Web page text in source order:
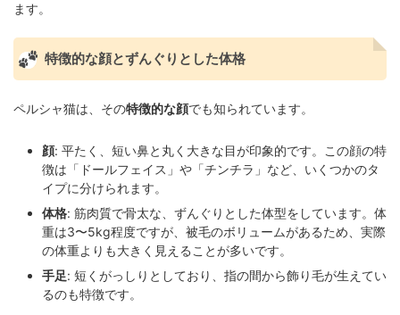
ます。
特徴的な顔とずんぐりとした体格
ペルシャ猫は、その特徴的な顔でも知られています。
顔: 平たく、短い鼻と丸く大きな目が印象的です。この顔の特
徴は「ドールフェイス」や「チンチラ」など、いくつかのタ
イプに分けられます。
体格: 筋肉質で骨太な、ずんぐりとした体型をしています。体
重は3〜5kg程度ですが、被毛のボリュームがあるため、実際
の体重よりも大きく見えることが多いです。
手足: 短くがっしりとしており、指の間から飾り毛が生えてい
るのも特徴です。